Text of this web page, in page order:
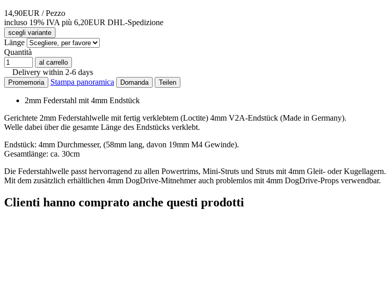
14,90EUR / Pezzo
incluso 19% IVA più 6,20EUR DHL-Spedizione
scegli variante
Länge
Quantità
al carrello
Delivery within 2-6 days
Promemoria Stampa panoramica Domanda Teilen
2mm Federstahl mit 4mm Endstück
Gerichtete 2mm Federstahlwelle mit fertig verklebtem (Loctite) 4mm V2A-Endstück (Made in Germany).
Welle dabei über die gesamte Länge des Endstücks verklebt.
Endstück: 4mm Durchmesser, (58mm lang, davon 19mm M4 Gewinde).
Gesamtlänge: ca. 30cm
Die Federstahlwelle passt hervorragend zu allen Powertrims, Mini-Struts und Struts mit 4mm Gleit- oder Kugellagern.
Mit dem zusätzlich erhältlichen 4mm DogDrive-Mitnehmer auch problemlos mit 4mm DogDrive-Props verwendbar.
Clienti hanno comprato anche questi prodotti